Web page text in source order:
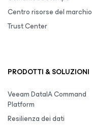
Centro risorse del marchio
Trust Center
PRODOTTI & SOLUZIONI
Veeam DataIA Command
Platform
Resilienza dei dati